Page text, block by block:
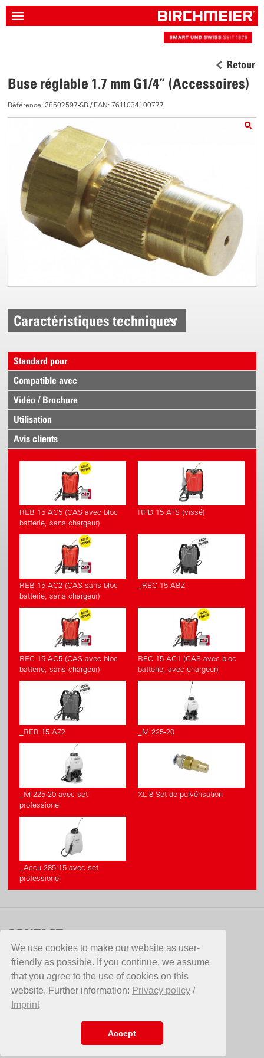
We use cookies to make our website as user-
friendly as possible. If you continue, we assume
that you agree to the use of cookies on this
website. Further information: Privacy policy /
Imprint
Accept
Retour
Buse réglable 1.7 mm G1/4” (Accessoires)
Référence: 28502597-SB / EAN: 7611034100777
Caractéristiques techniques
Standard pour
Compatible avec
Vidéo / Brochure
Utilisation
Avis clients
REB 15 AC5 (CAS avec bloc
batterie, sans chargeur)
RPD 15 ATS (vissé)
REB 15 AC2 (CAS sans bloc
batterie, sans chargeur)
_REC 15 ABZ
REC 15 AC5 (CAS avec bloc
batterie, sans chargeur)
REC 15 AC1 (CAS avec bloc
batterie, avec chargeur)
_REB 15 AZ2 _M 225-20
_M 225-20 avec set
professionel
XL 8 Set de pulvérisation
_Accu 285-15 avec set
professionel
CONTACT
De Ceuster Meststoffen NV (DCM)
Bannerlaan 79
2280 Grobbendonk
Belgium